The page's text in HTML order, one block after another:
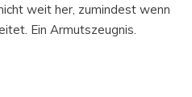
weit her, zumindest wenn
Ein Armutszeugnis.